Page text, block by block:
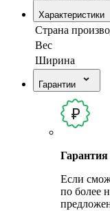
Характеристики
Страна
Вес
Ширина
Гарантии
Если
по более